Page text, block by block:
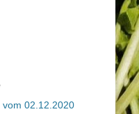
vom 02.12.2020